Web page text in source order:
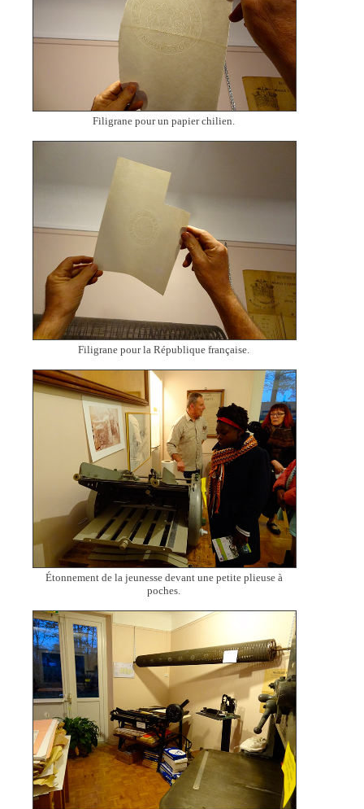
Filigrane pour un papier chilien.
Filigrane pour la République française.
Étonnement de la jeunesse devant une petite plieuse à
poches.